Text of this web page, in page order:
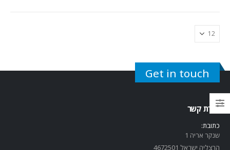
Get in touch
יצירת קשר
כתובת:
שנקר אריה 1
הרצליה ישראל 4672501